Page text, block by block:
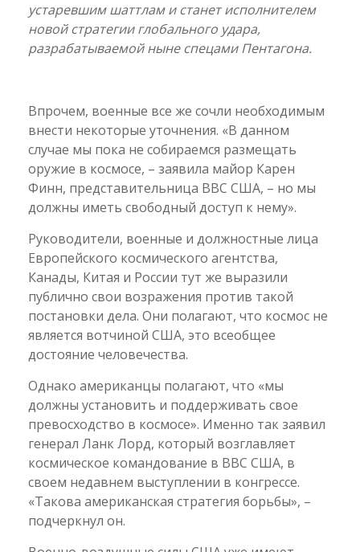
устаревшим шаттлам и станет исполнителем
новой стратегии глобального удара,
разрабатываемой ныне спецами Пентагона.
Впрочем, военные все же сочли необходимым
внести некоторые уточнения. «В данном
случае мы пока не собираемся размещать
оружие в космосе, – заявила майор Карен
Финн, представительница ВВС США, – но мы
должны иметь свободный доступ к нему».
Руководители, военные и должностные лица
Европейского космического агентства,
Канады, Китая и России тут же выразили
публично свои возражения против такой
постановки дела. Они полагают, что космос не
является вотчиной США, это всеобщее
достояние человечества.
Однако американцы полагают, что «мы
должны установить и поддерживать свое
превосходство в космосе». Именно так заявил
генерал Ланк Лорд, который возглавляет
космическое командование в ВВС США, в
своем недавнем выступлении в конгрессе.
«Такова американская стратегия борьбы», –
подчеркнул он.